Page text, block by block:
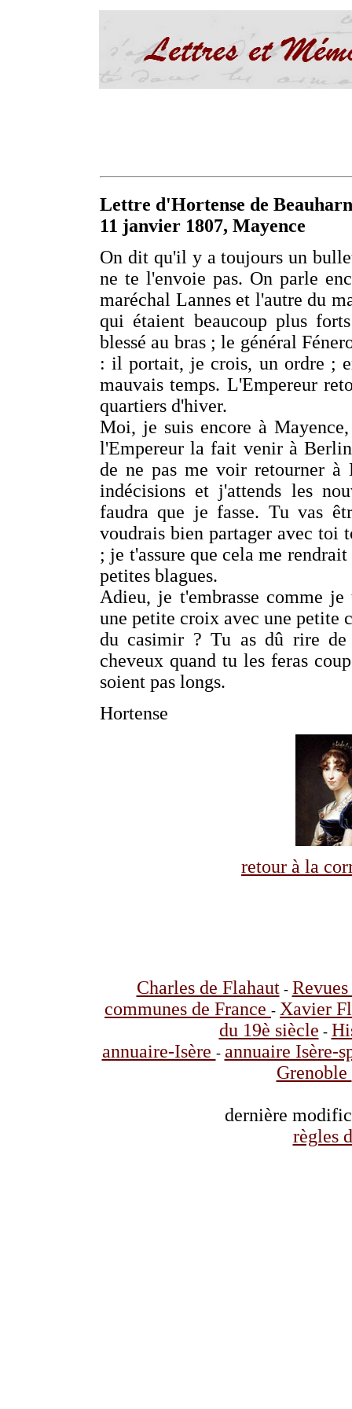
Lettre d'Hortense de
11 janvier 1807, Mayence
On dit qu'il y a toujours un
ne te l'envoie pas. On parle
maréchal Lannes et l'autre du
qui étaient beaucoup plus
blessé au bras ; le général
: il portait, je crois, un ordre ;
mauvais temps. L'Empereur
quartiers d'hiver.
Moi, je suis encore à
l'Empereur la fait venir à
de ne pas me voir retourner à
indécisions et j'attends les
faudra que je fasse. Tu vas
voudrais bien partager avec toi
; je t'assure que cela me
petites blagues.
Adieu, je t'embrasse comme
une petite croix avec une petite
du casimir ? Tu as dû rire de
cheveux quand tu les feras
soient pas longs.
Hortense
retour à la
Charles de Flahaut-
communes de France - Xavier
du 19è siècle -
annuaire-Isère - annuaire Isère-
Grenoble
dernière
règles